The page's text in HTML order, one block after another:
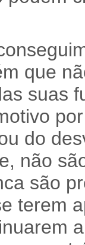
que
suas
do
não
são
terem